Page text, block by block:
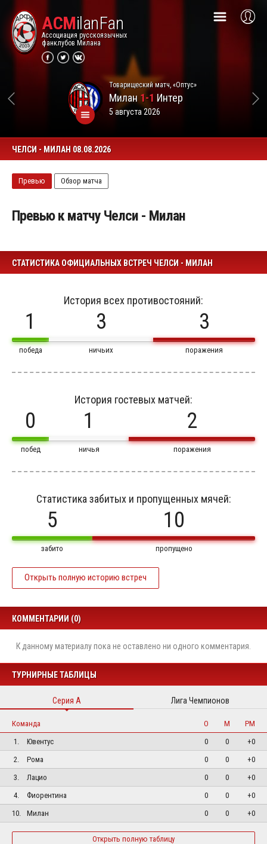
ACMilanFan
Ассоциация русскоязычных
фанклубов Милана
Товарищеский матч, «Оптус»
Милан1-1 Интер
5 августа 2026
ЧЕЛСИ - МИЛАН 08.08.2026
Превью Обзор матча
Превью к матчу Челси - Милан
СТАТИСТИКА ОФИЦИАЛЬНЫХ ВСТРЕЧ ЧЕЛСИ - МИЛАН
История всех противостояний:
1
победа
3
ничьих
3
поражения
История гостевых матчей:
0
побед
1
ничья
2
поражения
Статистика забитых и пропущенных мячей:
5
забито
10
пропущено
Открыть полную историю встреч
КОММЕНТАРИИ (0)
К данному материалу пока не оставлено ни одного комментария.
ТУРНИРНЫЕ ТАБЛИЦЫ
Серия А Лига Чемпионов
Команда О М
РМ
1.
Ювентус 0 0
+0
2.
Рома 0 0
+0
3.
Лацио 0 0
+0
4.
Фиорентина 0 0
+0
10.
Милан 0 0 +0
Открыть полную таблицу